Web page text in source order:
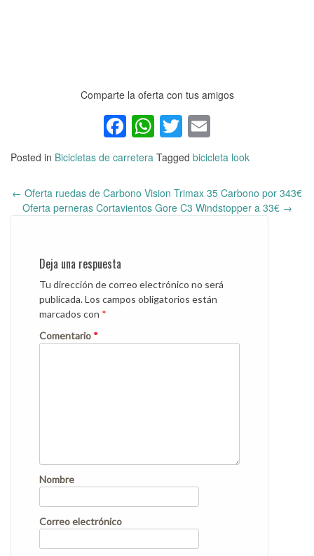
Comparte la oferta con tus amigos
Facebook
WhatsApp
Twitter
Posted in Bicicletas de carretera Tagged bicicleta look
Post
navigation
← Oferta ruedas de Carbono Vision Trimax 35 Carbono por 343€
Oferta perneras Cortavientos Gore C3 Windstopper a 33€ →
Deja una respuesta
Tu dirección de correo electrónico no será
publicada.Los campos obligatorios están
marcados con *
Comentario *
Nombre
Correo electrónico